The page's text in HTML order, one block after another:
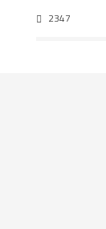
2347